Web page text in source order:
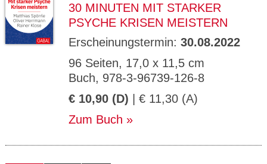
30 MINUTEN MIT STARKER
PSYCHE KRISEN MEISTERN
Erscheinungstermin: 30.08.2022
96 Seiten, 17,0 x 11,5 cm
Buch, 978-3-96739-126-8
€ 10,90 (D) | € 11,30 (A)
Zum Buch